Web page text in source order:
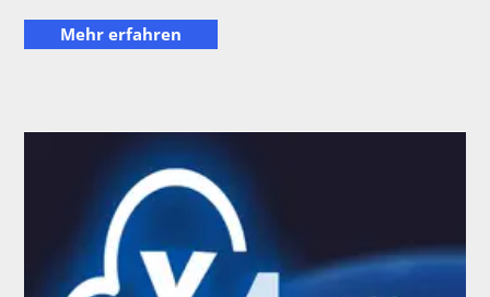
Mehr erfahren